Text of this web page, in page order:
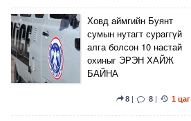
Ховд аймгийн Буянт
сумын нутагт сураггүй
алга болсон 10 настай
охиныг ЭРЭН ХАЙЖ
БАЙНА
8 | 8 | 1 цаг